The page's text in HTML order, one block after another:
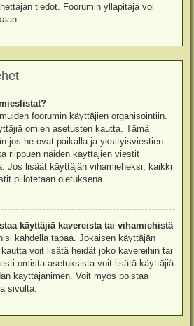
tiedot. Foorumin ylläpitäjä voi
foorumin käyttäjien organisointiin.
omien asetusten kautta. Tämä
jos he ovat paikalla ja yksityisviestien
riippuen näiden käyttäjien viestit
Jos lisäät käyttäjän vihamieheksi, kaikki
piilotetaan oletuksena.
käyttäjiä kavereista tai vihamiehistä
kahdella tapaa. Jokaisen käyttäjän
voit lisätä heidät joko kavereihin tai
omista asetuksista voit lisätä käyttäjiä
käyttäjänimen. Voit myös poistaa
sivulta.